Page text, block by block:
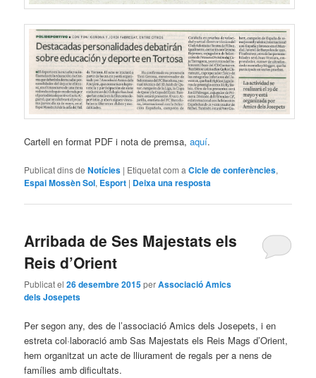
Cartell en format PDF i nota de premsa,aquí.
Publicat dins de Notícies | Etiquetat com a Cicle de conferències,
Espai Mossèn Sol, Esport | Deixa una resposta
Arribada de Ses Majestats els
Reis d’Orient
Publicat el26 desembre 2015perAssociació Amics
dels Josepets
Per segon any, des de l’associació Amics dels Josepets, i en
estreta col·laboració amb Sas Majestats els Reis Mags d’Orient,
hem organitzat un acte de lliurament de regals per a nens de
famílies amb dificultats.